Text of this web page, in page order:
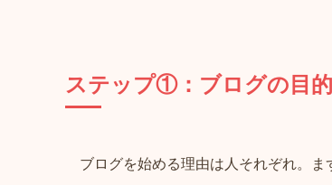
ステップ①：ブログの目
ブログを始める理由は人それぞれ。ま